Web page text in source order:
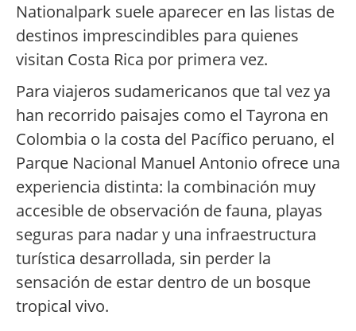
Nationalpark suele aparecer en las listas de
destinos imprescindibles para quienes
visitan Costa Rica por primera vez.
Para viajeros sudamericanos que tal vez ya
han recorrido paisajes como el Tayrona en
Colombia o la costa del Pacífico peruano, el
Parque Nacional Manuel Antonio ofrece una
experiencia distinta: la combinación muy
accesible de observación de fauna, playas
seguras para nadar y una infraestructura
turística desarrollada, sin perder la
sensación de estar dentro de un bosque
tropical vivo.